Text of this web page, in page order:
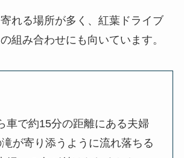
れる場所が多く、紅葉ドライブ
組み合わせにも向いています。
車で約15分の距離にある夫婦
が寄り添うように流れ落ちる